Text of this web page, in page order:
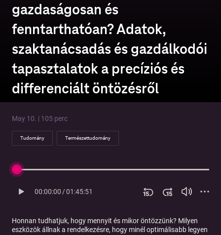
gazdaságosan és
fenntarthatóan? Adatok,
szaktanácsadás és gazdálkodói
tapasztalatok a precíziós és
differenciált öntözésről
May 10. | 105 perc
Tudomány Természettudomány
00:00:00/01:45:51
Honnan tudhatjuk, hogy mennyit és mikor öntözzünk? Milyen
eszközök állnak a rendelkezésre, hogy minél optimálisabb legyen